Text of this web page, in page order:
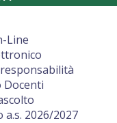
Line
Docenti
2026/2027